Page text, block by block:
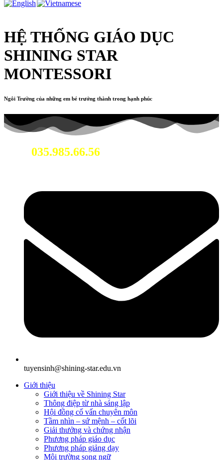
HỆ THỐNG GIÁO DỤC
SHINING STAR
MONTESSORI
Ngôi Trường của những em bé trưởng thành trong hạnh phúc
035.985.66.56
tuyensinh@shining-star.edu.vn
Giới thiệu
Giới thiệu về Shining Star
Thông điệp từ nhà sáng lập
Hội đồng cố vấn chuyên môn
Tầm nhìn – sứ mệnh – cốt lõi
Giải thưởng và chứng nhận
Phương pháp giáo dục
Phương pháp giảng dạy
Môi trường song ngữ